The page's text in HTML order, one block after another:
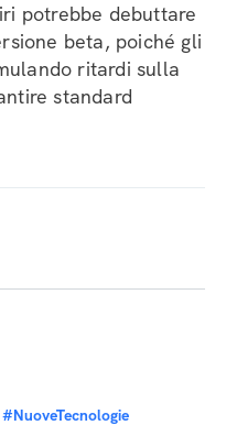
potrebbe debuttare
beta, poiché gli
ritardi sulla
standard
#NuoveTecnologie